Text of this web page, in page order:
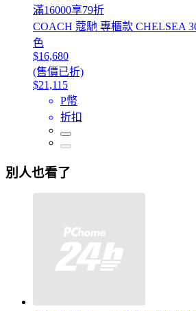
滿16000享79折
COACH 蔻馳 專櫃款 CHELSEA
色
$16,680
(售價已折)
$21,115
P幣
折扣
別人也看了